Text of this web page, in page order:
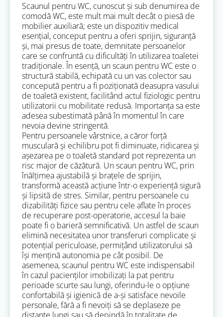
Scaunul pentru WC, cunoscut și sub denumirea de
comodă WC, este mult mai mult decât o piesă de
mobilier auxiliară; este un dispozitiv medical
esențial, conceput pentru a oferi sprijin, siguranță
și, mai presus de toate, demnitate persoanelor
care se confruntă cu dificultăți în utilizarea toaletei
tradiționale. În esență, un scaun pentru WC este o
structură stabilă, echipată cu un vas colector sau
concepută pentru a fi poziționată deasupra vasului
de toaletă existent, facilitând actul fiziologic pentru
utilizatorii cu mobilitate redusă. Importanța sa este
adesea subestimată până în momentul în care
nevoia devine stringentă.
Pentru persoanele vârstnice, a căror forță
musculară și echilibru pot fi diminuate, ridicarea și
așezarea pe o toaletă standard pot reprezenta un
risc major de căzătură. Un scaun pentru WC, prin
înălțimea ajustabilă și brațele de sprijin,
transformă această acțiune într-o experiență sigură
și lipsită de stres. Similar, pentru persoanele cu
dizabilități fizice sau pentru cele aflate în proces
de recuperare post-operatorie, accesul la baie
poate fi o barieră semnificativă. Un astfel de scaun
elimină necesitatea unor transferuri complicate și
potențial periculoase, permițând utilizatorului să
își mențină autonomia pe cât posibil. De
asemenea, scaunul pentru WC este indispensabil
în cazul pacienților imobilizați la pat pentru
perioade scurte sau lungi, oferindu-le o opțiune
confortabilă și igienică de a-și satisface nevoile
personale, fără a fi nevoiți să se deplaseze pe